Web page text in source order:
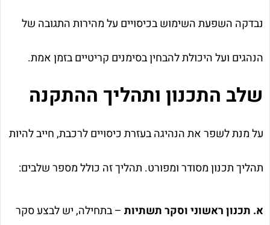
נבדקה השפעת השימוש בכיסויים על מהירות התגובה של
הנהגים ועל היכולת להבחין בסימנים קריטיים בזמן אמת.
שלב התכנון ותהליך ההתקנה
על מנת לשפר את הנהיגה בעזרת כיסויים לרכבת, חייב להיות
תהליך תכנון מסודר ומפורט. תהליך זה כולל מספר שלבים:
א. תכנון ראשוני וסקר תשתיות – בתחילה, יש לבצע סקר